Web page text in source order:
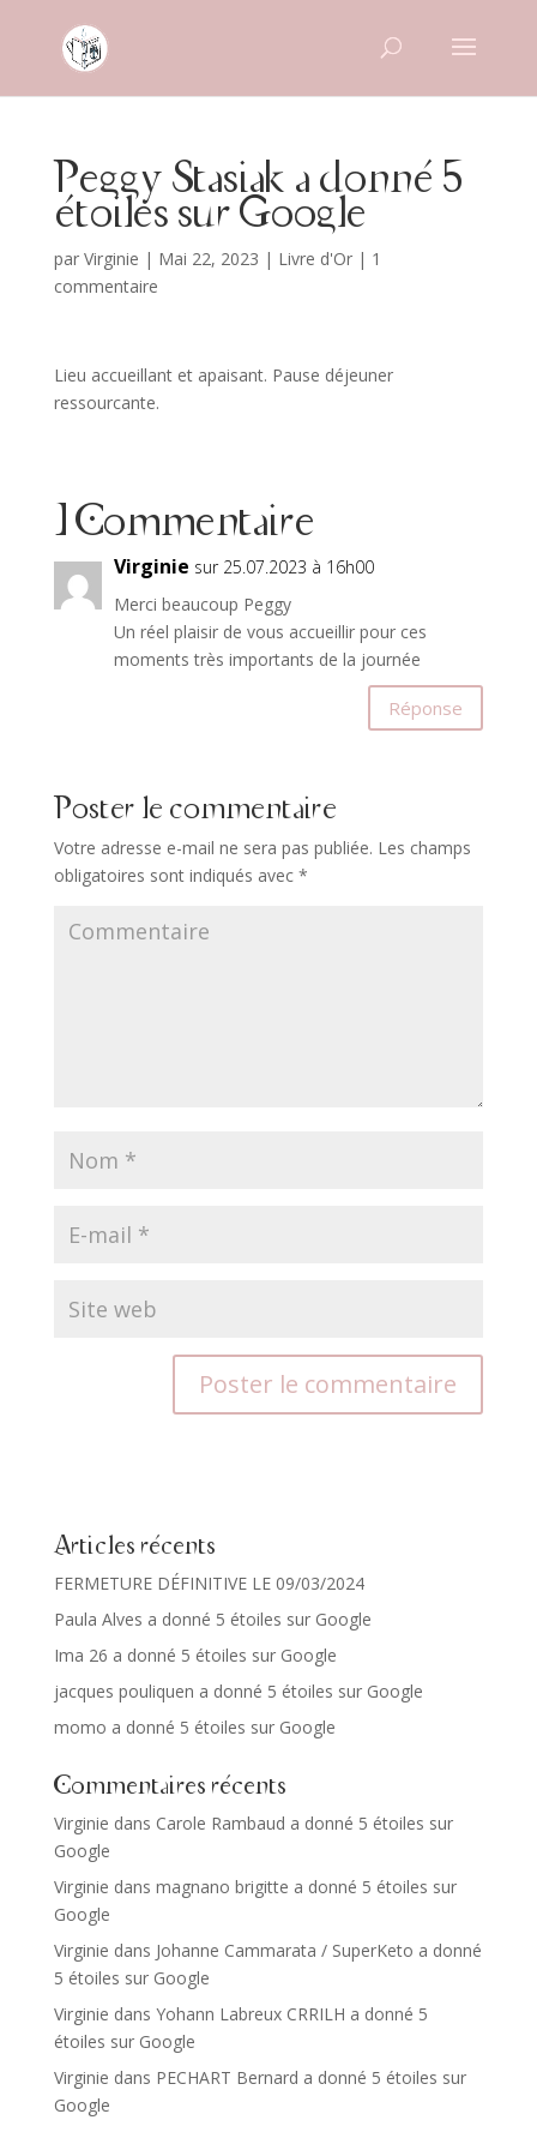
Peggy Stasiak a donné 5
étoiles sur Google
par Virginie | Mai 22, 2023 | Livre d'Or| 1
commentaire
Lieu accueillant et apaisant. Pause déjeuner
ressourcante.
1 Commentaire
Virginie sur 25.07.2023 à 16h00
Merci beaucoup Peggy
Un réel plaisir de vous accueillir pour ces
moments très importants de la journée
Réponse
Poster le commentaire
Votre adresse e-mail ne sera pas publiée. Les champs
obligatoires sont indiqués avec *
Articles récents
FERMETURE DÉFINITIVE LE 09/03/2024
Paula Alves a donné 5 étoiles sur Google
Ima 26 a donné 5 étoiles sur Google
jacques pouliquen a donné 5 étoiles sur Google
momo a donné 5 étoiles sur Google
Commentaires récents
Virginie dans Carole Rambaud a donné 5 étoiles sur
Google
Virginie dans magnano brigitte a donné 5 étoiles sur
Google
Virginie dans Johanne Cammarata / SuperKeto a donné
5 étoiles sur Google
Virginie dans Yohann Labreux CRRILH a donné 5
étoiles sur Google
Virginie dans PECHART Bernard a donné 5 étoiles sur
Google